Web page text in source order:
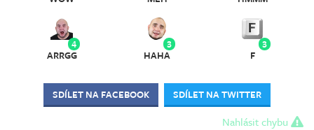
4
ARRGG
3
HAHA
3
F
SDÍLET NA FACEBOOK SDÍLET NA TWITTER
Nahlásit chybu